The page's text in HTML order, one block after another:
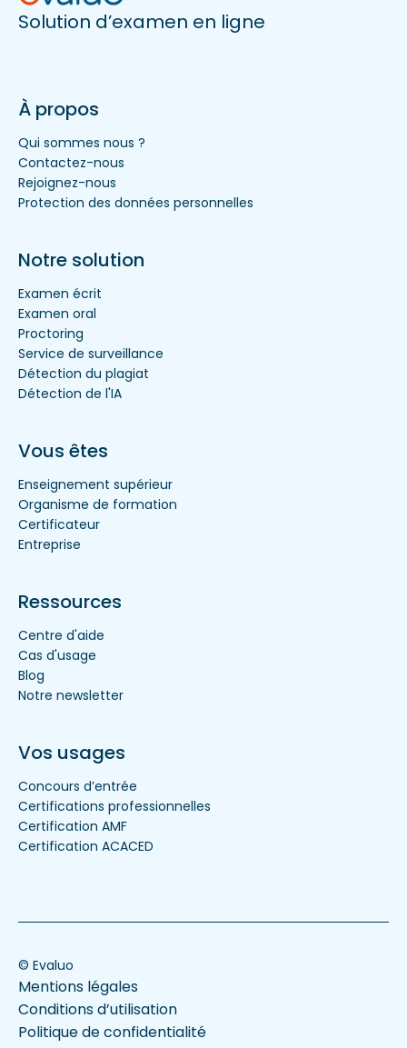
Solution d’examen en ligne
À propos
Qui sommes nous ?
Contactez-nous
Rejoignez-nous
Protection des données personnelles
Notre solution
Examen écrit
Examen oral
Proctoring
Service de surveillance
Détection du plagiat
Détection de l'IA
Vous êtes
Enseignement supérieur
Organisme de formation
Certificateur
Entreprise
Ressources
Centre d'aide
Cas d'usage
Blog
Notre newsletter
Vos usages
Concours d’entrée
Certifications professionnelles
Certification AMF
Certification ACACED
© Evaluo
Mentions légales
Conditions d’utilisation
Politique de confidentialité